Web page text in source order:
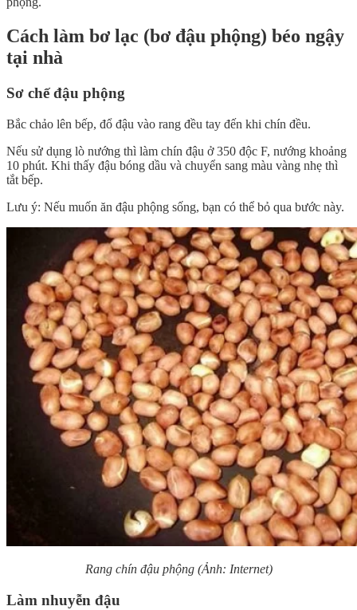
Cách làm bơ lạc (bơ đậu phộng) béo ngậy
tại nhà
Sơ chế đậu phộng
Bắc chảo lên bếp, đổ đậu vào rang đều tay đến khi chín đều.
Nếu sử dụng lò nướng thì làm chín đậu ở 350 độc F, nướng khoảng
10 phút. Khi thấy đậu bóng dầu và chuyển sang màu vàng nhẹ thì
tắt bếp.
Lưu ý: Nếu muốn ăn đậu phộng sống, bạn có thể bỏ qua bước này.
Rang chín đậu phộng (Ảnh: Internet)
Làm nhuyễn đậu